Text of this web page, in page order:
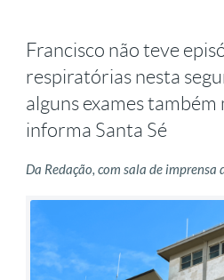
Francisco não teve
respiratórias nesta
alguns exames
informa Santa Sé
Da Redação, com sala de imprensa